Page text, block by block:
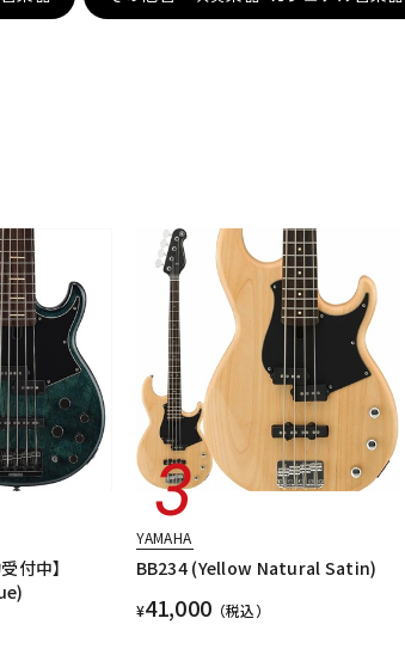
付中】
YAMAHA
BB234 (Yellow Natural Satin)
¥41,000 （税込）